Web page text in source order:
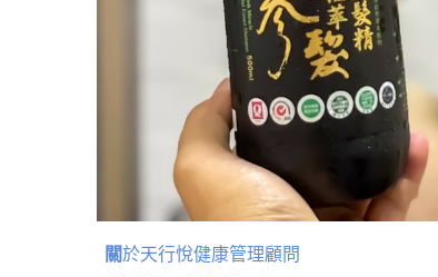
關於天行悅健康管理顧問